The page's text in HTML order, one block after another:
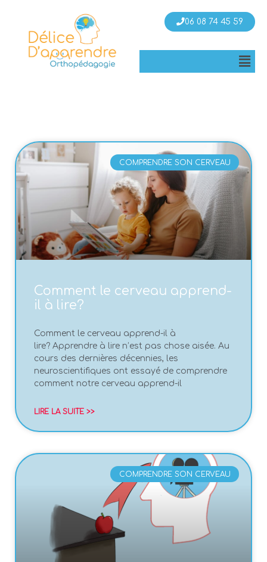
06 08 74 45 59
COMPRENDRE SON CERVEAU
Comment le cerveau apprend-
il à lire?
Comment le cerveau apprend-il à
lire? Apprendre à lire n’est pas chose aisée. Au
cours des dernières décennies, les
neuroscientifiques ont essayé de comprendre
comment notre cerveau apprend-il
LIRE LA SUITE >>
COMPRENDRE SON CERVEAU